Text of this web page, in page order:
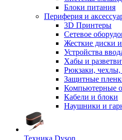
Блоки питания
Периферия и
3D Принтеры
Сетевое
Жесткие диски
Устройства
Хабы и
Рюкзаки, чехлы,
Защитные
Компьютерные
Кабели и блоки
Наушники и
Техника Dyson